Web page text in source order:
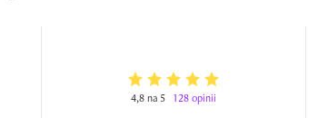
4,8 na 5 128 opinii